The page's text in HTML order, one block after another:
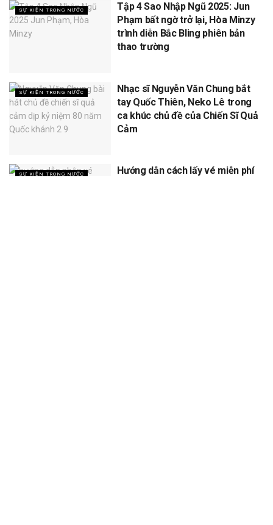
SỰ KIỆN TRONG NƯỚC
Tập 4 Sao Nhập Ngũ 2025: Jun
Phạm bất ngờ trở lại, Hòa Minzy
trình diễn Bắc Bling phiên bản
thao trường
SỰ KIỆN TRONG NƯỚC
Nhạc sĩ Nguyễn Văn Chung bắt
tay Quốc Thiên, Neko Lê trong
ca khúc chủ đề của Chiến Sĩ Quả
Cảm
SỰ KIỆN TRONG NƯỚC
Hướng dẫn cách lấy vé miễn phí